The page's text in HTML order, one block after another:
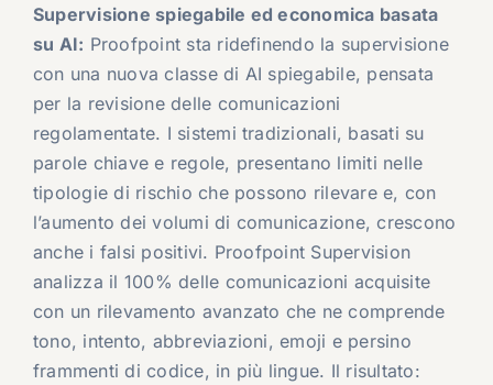
Supervisione spiegabile ed economica basata
su AI: Proofpoint sta ridefinendo la supervisione
con una nuova classe di AI spiegabile, pensata
per la revisione delle comunicazioni
regolamentate. I sistemi tradizionali, basati su
parole chiave e regole, presentano limiti nelle
tipologie di rischio che possono rilevare e, con
l’aumento dei volumi di comunicazione, crescono
anche i falsi positivi. Proofpoint Supervision
analizza il 100% delle comunicazioni acquisite
con un rilevamento avanzato che ne comprende
tono, intento, abbreviazioni, emoji e persino
frammenti di codice, in più lingue. Il risultato: